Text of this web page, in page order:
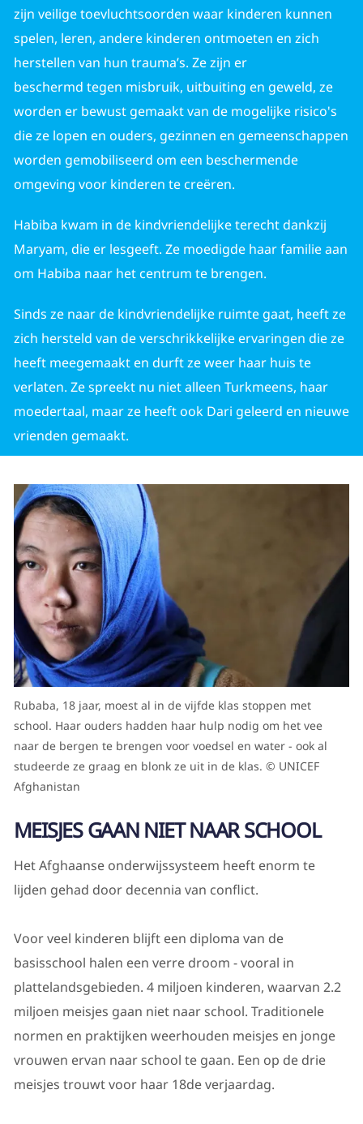
zijn veilige toevluchtsoorden waar kinderen kunnen
spelen, leren, andere kinderen ontmoeten en zich
herstellen van hun trauma’s. Ze zijn er
beschermd tegen misbruik, uitbuiting en geweld, ze
worden er bewust gemaakt van de mogelijke risico's
die ze lopen en ouders, gezinnen en gemeenschappen
worden gemobiliseerd om een beschermende
omgeving voor kinderen te creëren.
Habiba kwam in de kindvriendelijke terecht dankzij
Maryam, die er lesgeeft. Ze moedigde haar familie aan
om Habiba naar het centrum te brengen.
Sinds ze naar de kindvriendelijke ruimte gaat, heeft ze
zich hersteld van de verschrikkelijke ervaringen die ze
heeft meegemaakt en durft ze weer haar huis te
verlaten. Ze spreekt nu niet alleen Turkmeens, haar
moedertaal, maar ze heeft ook Dari geleerd en nieuwe
vrienden gemaakt.
Rubaba, 18 jaar, moest al in de vijfde klas stoppen met
school. Haar ouders hadden haar hulp nodig om het vee
naar de bergen te brengen voor voedsel en water - ook al
studeerde ze graag en blonk ze uit in de klas. © UNICEF
Afghanistan
MEISJES GAAN NIET NAAR SCHOOL
Het Afghaanse onderwijssysteem heeft enorm te
lijden gehad door decennia van conflict.
Voor veel kinderen blijft een diploma van de
basisschool halen een verre droom - vooral in
plattelandsgebieden. 4 miljoen kinderen, waarvan 2.2
miljoen meisjes gaan niet naar school. Traditionele
normen en praktijken weerhouden meisjes en jonge
vrouwen ervan naar school te gaan. Een op de drie
meisjes trouwt voor haar 18de verjaardag.